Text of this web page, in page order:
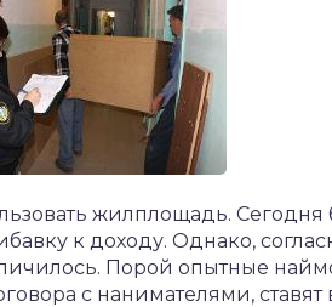
жилплощадь.
к доходу. Однако,
Порой опытные
с нанимателями, ставят